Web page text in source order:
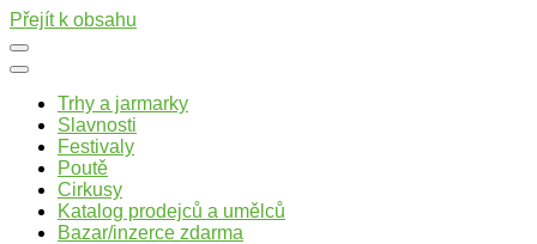
Přejít k obsahu
Trhy a jarmarky
Slavnosti
Festivaly
Poutě
Cirkusy
Katalog prodejců a umělců
Bazar/inzerce zdarma